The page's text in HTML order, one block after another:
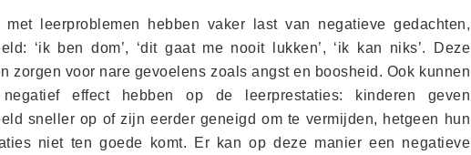
met leerproblemen hebben vaker last van negatieve gedachten,
‘ik ben dom’, ‘dit gaat me nooit lukken’, ‘ik kan niks’. Deze
zorgen voor nare gevoelens zoals angst en boosheid. Ook kunnen
effect hebben op de leerprestaties: kinderen geven
sneller op of zijn eerder geneigd om te vermijden, hetgeen hun
niet ten goede komt. Er kan op deze manier een negatieve